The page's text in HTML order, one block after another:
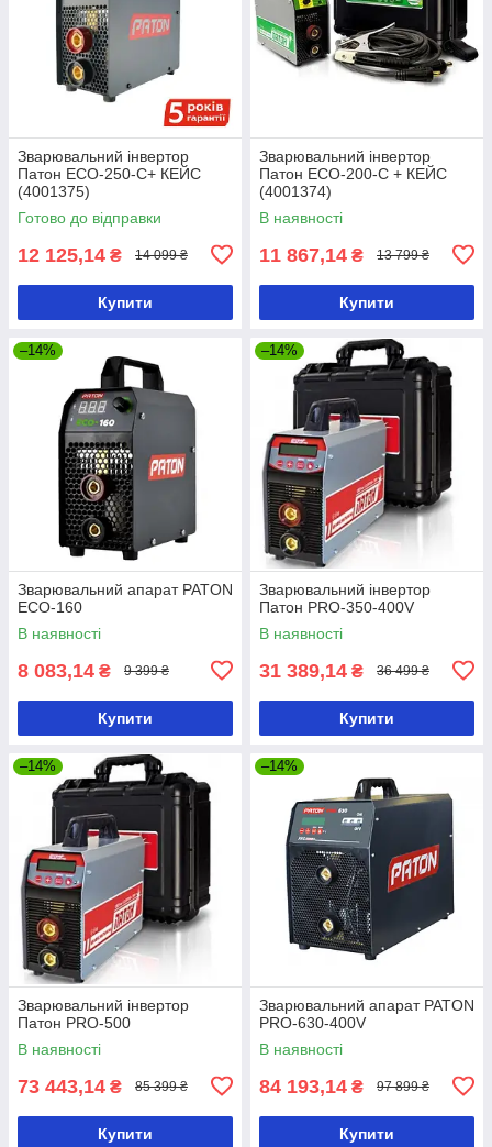
Зварювальний інвертор
Патон ECO-250-C+ КЕЙС
(4001375)
Готово до відправки
12 125,14 ₴ 14 099 ₴
Купити
Зварювальний інвертор
Патон ECO-200-C + КЕЙС
(4001374)
В наявності
11 867,14 ₴ 13 799 ₴
Купити
–14%
Зварювальний апарат PATON
ECO-160
В наявності
8 083,14 ₴ 9 399 ₴
Купити
–14%
Зварювальний інвертор
Патон PRO-350-400V
В наявності
31 389,14 ₴ 36 499 ₴
Купити
–14%
Зварювальний інвертор
Патон PRO-500
В наявності
73 443,14 ₴ 85 399 ₴
Купити
–14%
Зварювальний апарат PATON
PRO-630-400V
В наявності
84 193,14 ₴ 97 899 ₴
Купити